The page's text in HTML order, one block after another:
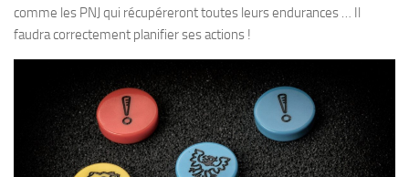
comme les PNJ qui récupéreront toutes leurs endurances … Il
faudra correctement planifier ses actions !